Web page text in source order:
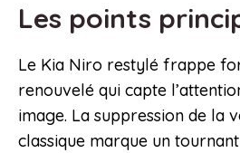
Les points
Le Kia Niro restylé frappe
renouvelé qui capte
image. La suppression de la
classique marque un